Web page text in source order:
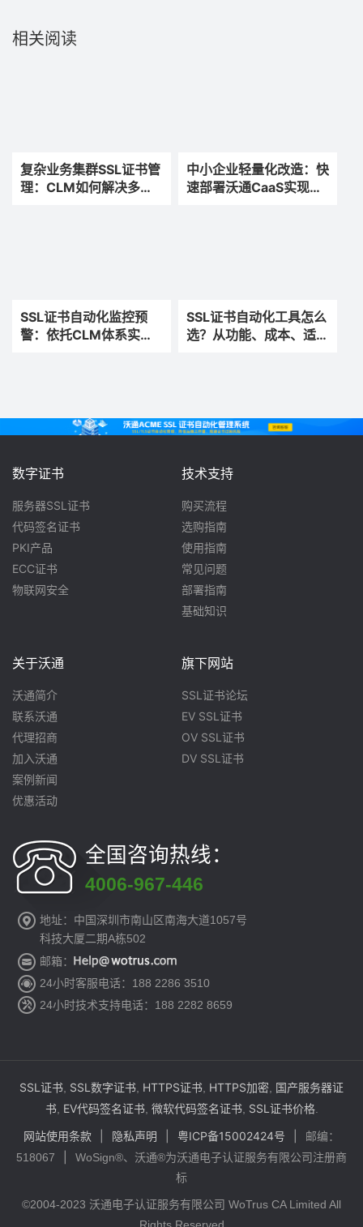
相关阅读
复杂业务集群SSL证书管
理：CLM如何解决多节
中小企业轻量化改造：快
速部署沃通CaaS实现
SSL证书自动化监控预
警：依托CLM体系实现
SSL证书自动化工具怎么
选？从功能、成本、适配
数字证书
服务器SSL证书
代码签名证书
PKI产品
ECC证书
物联网安全
技术支持
购买流程
选购指南
使用指南
常见问题
部署指南
基础知识
关于沃通
沃通简介
联系沃通
代理招商
加入沃通
案例新闻
优惠活动
旗下网站
SSL证书论坛
EV SSL证书
OV SSL证书
DV SSL证书
全国咨询热线：
4006-967-446
地址：中国深圳市南山区南海大道1057号
科技大厦二期A栋502
邮箱：
24小时客服电话：188 2286 3510
24小时技术支持电话：188 2282 8659
SSL证书 SSL数字证书 HTTPS证书 HTTPS加密 国产服务器证
书, EV代码签名证书, 微软代码签名证书, SSL证书价格.
网站使用条款 隐私声明 粤ICP备15002424号
邮编：
518067
WoSign®、沃通®为沃通电子认证服务有限公司注册商
标
©2004-2023 沃通电子认证服务有限公司 WoTrus CA Limited All